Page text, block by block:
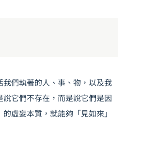
們執著的人、事、物，以及我
它們不存在，而是說它們是因
虛妄本質，就能夠「見如來」